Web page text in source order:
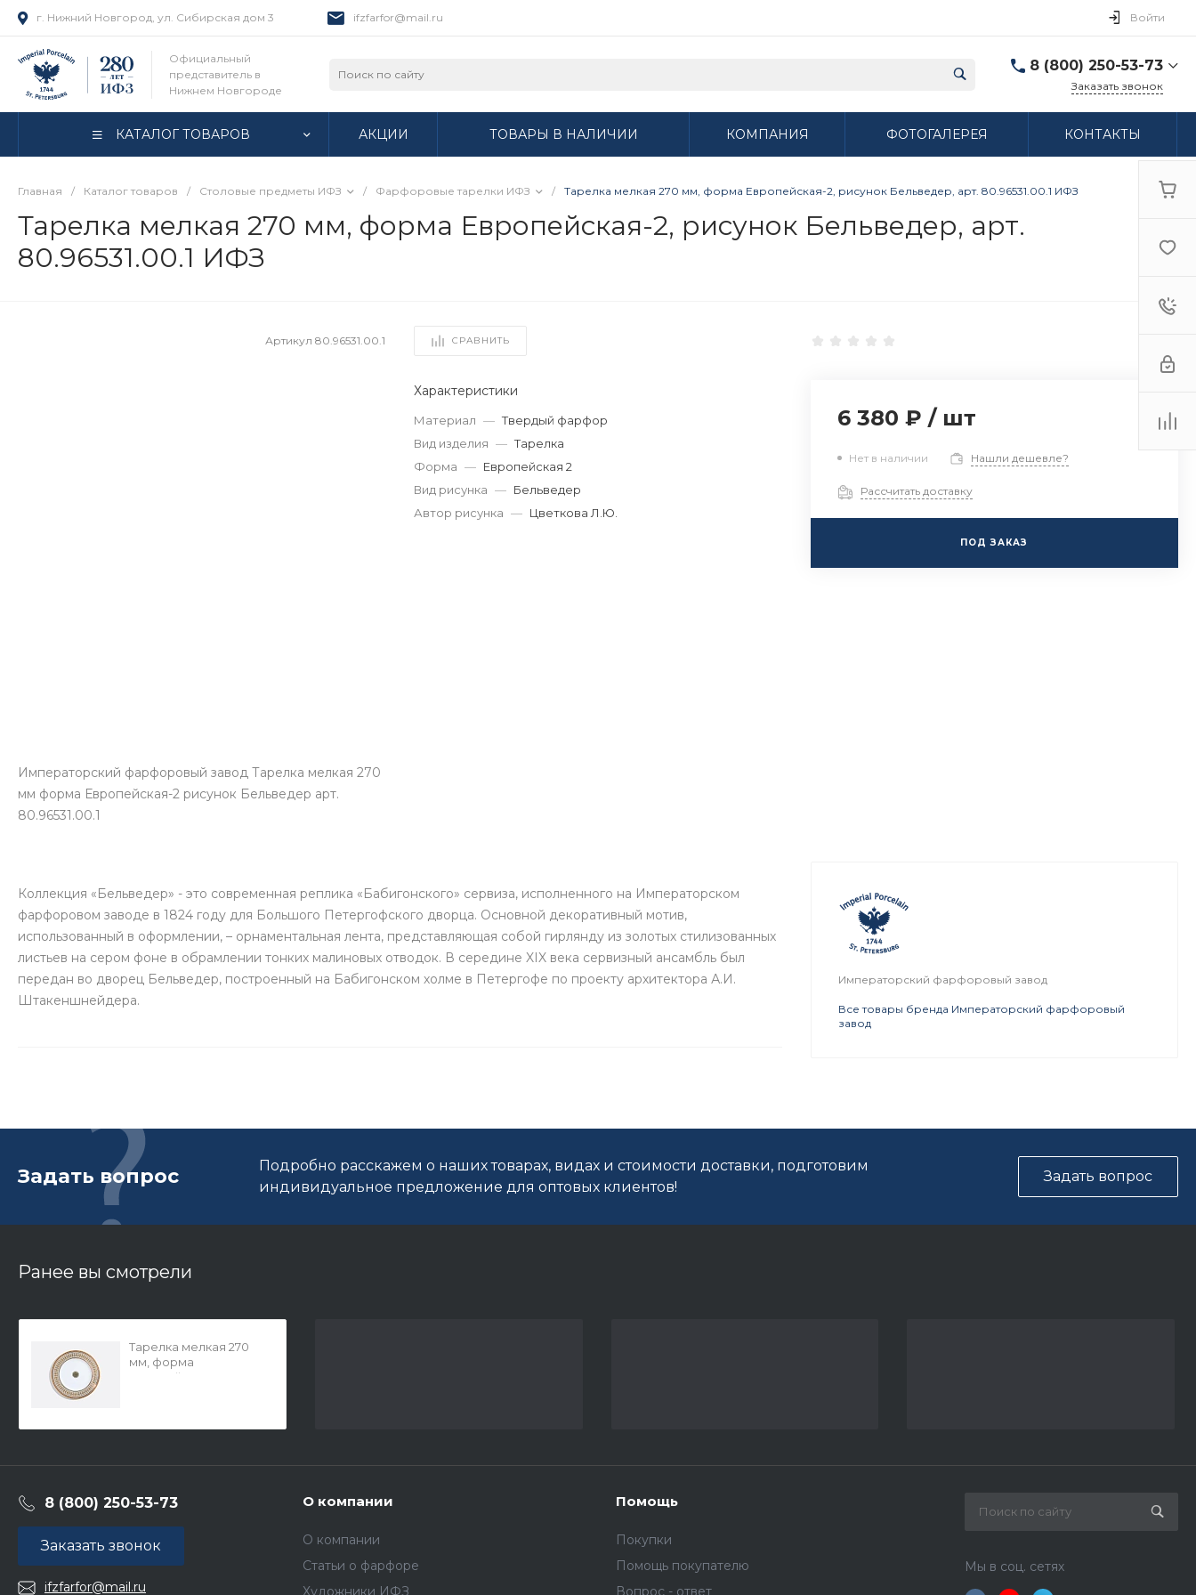
г. Нижний Новгород, ул. Сибирская дом 3 ifzfarfor@mail.ru Войти
Официальный
представитель в
Нижнем Новгороде
8 (800) 250-53-73
г. Нижний Новгород,
Выходной
Заказать звонок
КАТАЛОГ ТОВАРОВ АКЦИИ ТОВАРЫ В НАЛИЧИИ КОМПАНИЯ ФОТОГАЛЕРЕЯ КОНТАКТЫ
Главная / Каталог товаров / Столовые предметы ИФЗ / Фарфоровые тарелки ИФЗ / Тарелка мелкая 270 мм, форма Европейская-2, рисунок Бельведер, арт. 80.96531.00.1 ИФЗ
Тарелка мелкая 270 мм, форма Европейская-2, рисунок Бельведер, арт.
80.96531.00.1 ИФЗ
Артикул80.96531.00.1 СРАВНИТЬ
Императорский фарфоровый завод Тарелка мелкая 270
мм форма Европейская-2 рисунок Бельведер арт.
80.96531.00.1
Характеристики
Материал — Твердый фарфор
Вид изделия — Тарелка
Форма — Европейская 2
Вид рисунка — Бельведер
Автор рисунка — Цветкова Л.Ю.
6 380 ₽ / шт
Нет в наличии Нашли дешевле?
Рассчитать доставку
ПОД ЗАКАЗ
Коллекция «Бельведер» - это современная реплика «Бабигонского» сервиза, исполненного на Императорском
фарфоровом заводе в 1824 году для Большого Петергофского дворца. Основной декоративный мотив,
использованный в оформлении, – орнаментальная лента, представляющая собой гирлянду из золотых стилизованных
листьев на сером фоне в обрамлении тонких малиновых отводок. В середине XIX века сервизный ансамбль был
передан во дворец Бельведер, построенный на Бабигонском холме в Петергофе по проекту архитектора А.И.
Штакеншнейдера.
Императорский фарфоровый завод
Все товары бренда Императорский фарфоровый
завод
Задать вопрос
Подробно расскажем о наших товарах, видах и стоимости доставки, подготовим
индивидуальное предложение для оптовых клиентов!
Задать вопрос
Ранее вы смотрели
Тарелка мелкая 270
мм, форма
Европейская-2,
8 (800) 250-53-73
Заказать звонок
ifzfarfor@mail.ru
О компании
О компании
Статьи о фарфоре
Художники ИФЗ
Помощь
Покупки
Помощь покупателю
Вопрос - ответ
Мы в соц. сетях